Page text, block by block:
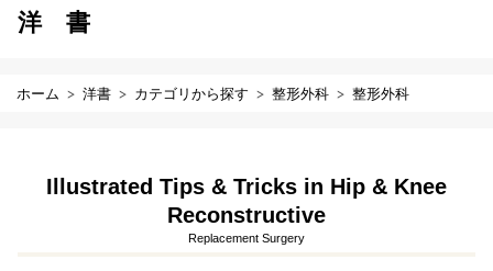
洋書
ホーム 洋書 カテゴリから探す 整形外科 整形外科
Illustrated Tips & Tricks in Hip & Knee
Reconstructive
Replacement Surgery